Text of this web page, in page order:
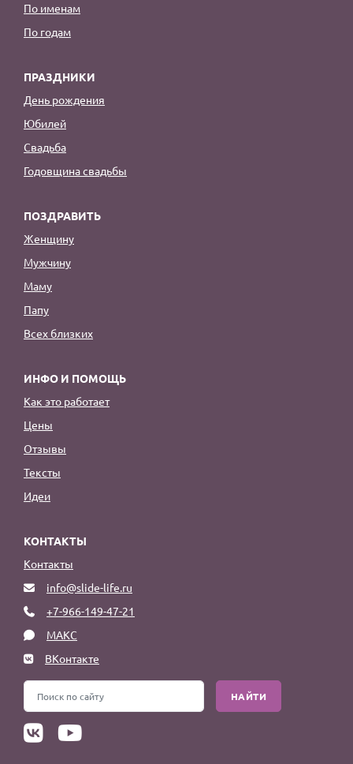
По именам
По годам
ПРАЗДНИКИ
День рождения
Юбилей
Свадьба
Годовщина свадьбы
ПОЗДРАВИТЬ
Женщину
Мужчину
Маму
Папу
Всех близких
ИНФО И ПОМОЩЬ
Как это работает
Цены
Отзывы
Тексты
Идеи
КОНТАКТЫ
Контакты
info@slide-life.ru
+7-966-149-47-21
МАКС
ВКонтакте
НАЙТИ